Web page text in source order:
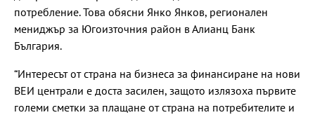
потребление. Това обясни Янко Янков, регионален
мениджър за Югоизточния район в Алианц Банк
България.
“Интересът от страна на бизнеса за финансиране на нови
ВЕИ централи е доста засилен, защото излязоха първите
големи сметки за плащане от страна на потребителите и